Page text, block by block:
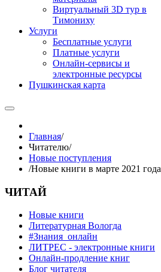
Виртуальный 3D тур в
Тимониху
Услуги
Бесплатные услуги
Платные услуги
Онлайн-сервисы и
электронные ресурсы
Пушкинская карта
Главная/
Читателю/
Новые поступления
/Новые книги в марте 2021 года
ЧИТАЙ
Новые книги
Литературная Вологда
#Знания_онлайн
ЛИТРЕС - электронные книги
Онлайн-продление книг
Блог читателя